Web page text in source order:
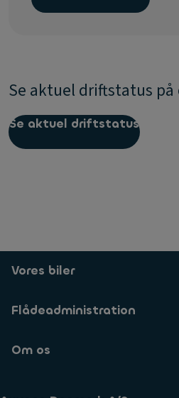
Se aktuel driftstatus
Se aktuel driftstatus
Vores biler
Flådeadministration
Om os